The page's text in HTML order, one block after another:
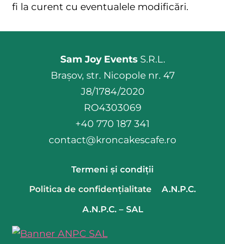
fi la curent cu eventualele modificări.
Sam Joy EventsS.R.L.
Brașov, str. Nicopole nr. 47
J8/1784/2020
RO4303069
+40 770 187 341
contact@kroncakescafe.ro
Termeni și condiții
Politica de confidențialitate
A.N.P.C.
A.N.P.C. – SAL